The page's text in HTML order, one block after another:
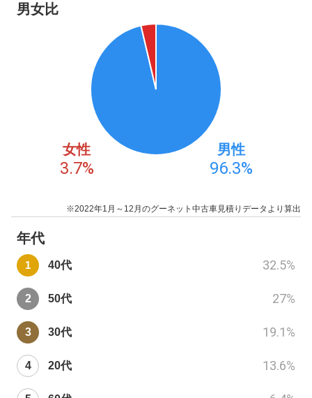
男女比
女性
3.7%
男性
96.3%
※2022年1月～12月のグーネット中古車見積りデータより算出
年代
40代 32.5%
50代 27%
30代 19.1%
20代 13.6%